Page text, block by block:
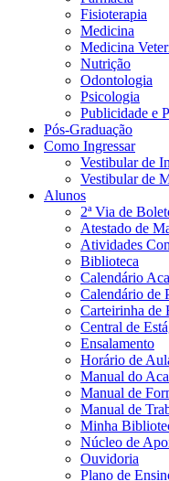
Fisioterapia
Medicina
Medicina
Nutrição
Odontologia
Psicologia
Publicidade e
Pós-Graduação
Como Ingressar
Vestibular de
Vestibular de
Alunos
2ª Via de
Atestado de
Atividades
Biblioteca
Calendário
Calendário de
Carteirinha de
Central de
Ensalamento
Horário de
Manual do
Manual de
Manual de
Minha
Núcleo de
Ouvidoria
Plano de